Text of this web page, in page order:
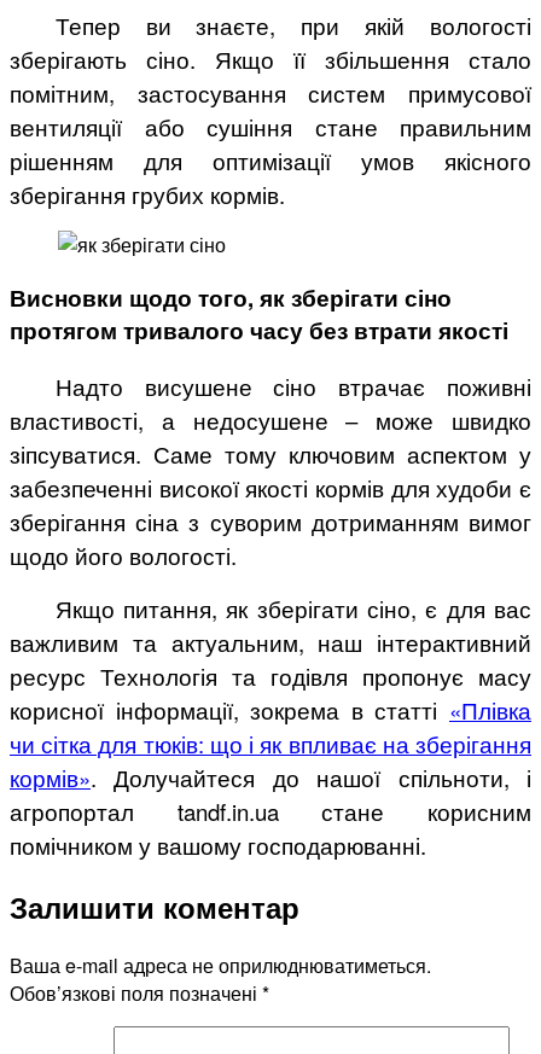
Тепер ви знаєте, при якій вологості
зберігають сіно. Якщо її збільшення стало
помітним, застосування систем примусової
вентиляції або сушіння стане правильним
рішенням для оптимізації умов якісного
зберігання грубих кормів.
Висновки щодо того, як зберігати сіно
протягом тривалого часу без втрати якості
Надто висушене сіно втрачає поживні
властивості, а недосушене – може швидко
зіпсуватися. Саме тому ключовим аспектом у
забезпеченні високої якості кормів для худоби є
зберігання сіна з суворим дотриманням вимог
щодо його вологості.
Якщо питання, як зберігати сіно, є для вас
важливим та актуальним, наш інтерактивний
ресурс Технологія та годівля пропонує масу
корисної інформації, зокрема в статті «Плівка
чи сітка для тюків: що і як впливає на зберігання
кормів». Долучайтеся до нашої спільноти, і
агропортал tandf.in.ua стане корисним
помічником у вашому господарюванні.
Залишити коментар
Ваша e-mail адреса не оприлюднюватиметься.
Обов’язкові поля позначені *